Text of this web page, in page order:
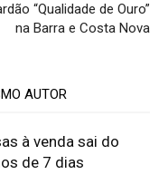
“Qualidade de Ouro”
na Barra e Costa Nova
AUTOR
à venda sai do
de 7 dias